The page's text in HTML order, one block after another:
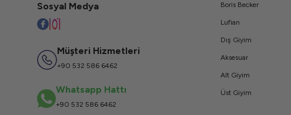
Sosyal Medya
Müşteri Hizmetleri
+90 532 586 6462
Whatsapp Hattı
+90 532 586 6462
Boris Becker
Lufian
Dış Giyim
Aksesuar
Alt Giyim
Üst Giyim